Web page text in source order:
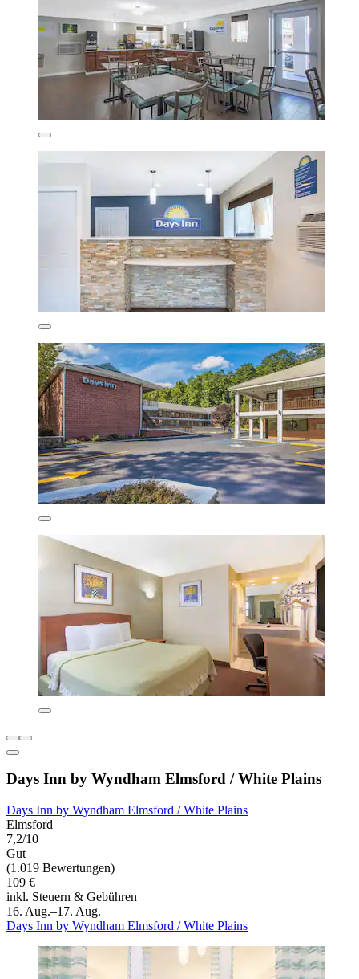
Days Inn by Wyndham Elmsford / White Plains
Days Inn by Wyndham Elmsford / White Plains
Elmsford
7,2/10
Gut
(1.019 Bewertungen)
109 €
inkl. Steuern & Gebühren
16. Aug.–17. Aug.
Days Inn by Wyndham Elmsford / White Plains